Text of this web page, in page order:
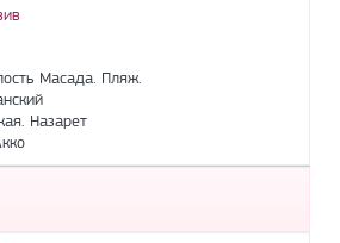
Масада. Пляж.
Назарет